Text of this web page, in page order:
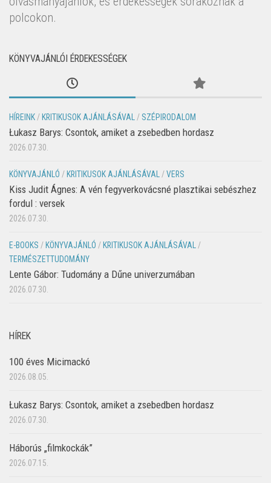
polcokon.
KÖNYVAJÁNLÓI ÉRDEKESSÉGEK
HÍREINK/ KRITIKUSOK AJÁNLÁSÁVAL/ SZÉPIRODALOM
Łukasz Barys: Csontok, amiket a zsebedben hordasz
2026.07.30.
KÖNYVAJÁNLÓ / KRITIKUSOK AJÁNLÁSÁVAL/VERS
Kiss Judit Ágnes: A vén fegyverkovácsné plasztikai sebészhez
fordul : versek
2026.07.30.
E-BOOKS / KÖNYVAJÁNLÓ / KRITIKUSOK AJÁNLÁSÁVAL/
TERMÉSZETTUDOMÁNY
Lente Gábor: Tudomány a Dűne univerzumában
2026.07.30.
HÍREK
100 éves Micimackó
2026.08.05.
Łukasz Barys: Csontok, amiket a zsebedben hordasz
2026.07.30.
Háborús „filmkockák”
2026.07.15.